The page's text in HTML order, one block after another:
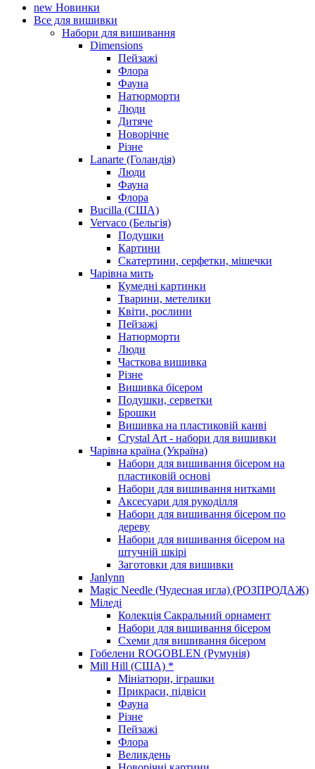
new Новинки
Все для вишивки
Набори для вишивання
Dimensions
Пейзажі
Флора
Фауна
Натюрморти
Люди
Дитяче
Новорічне
Різне
Lanarte (Голандія)
Люди
Фауна
Флора
Bucilla (США)
Vervaco (Бельгія)
Подушки
Картини
Скатертини, серфетки, мішечки
Чарiвна мить
Кумедні картинки
Тварини, метелики
Квіти, рослини
Пейзажі
Натюрморти
Люди
Часткова вишивка
Різне
Вишивка бісером
Подушки, серветки
Брошки
Вишивка на пластиковій канві
Crystal Art - набори для вишивки
Чарівна країна (Україна)
Набори для вишивання бісером на
пластиковій основі
Набори для вишивання нитками
Аксесуари для рукоділля
Набори для вишивання бісером по
дереву
Набори для вишивання бісером на
штучній шкірі
Заготовки для вишивки
Janlynn
Magic Needle (Чудесная игла) (РОЗПРОДАЖ)
Міледі
Колекція Сакральний орнамент
Набори для вишивання бісером
Схеми для вишивання бісером
Гобелени ROGOBLEN (Румунія)
Mill Hill (США) *
Мініатюри, іграшки
Прикраси, підвіси
Фауна
Різне
Пейзажі
Флора
Великдень